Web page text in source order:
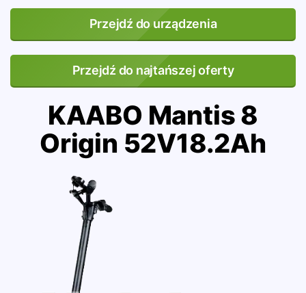
Przejdź do urządzenia
Przejdź do najtańszej oferty
KAABO Mantis 8
Origin 52V18.2Ah